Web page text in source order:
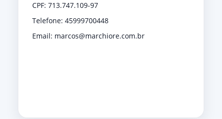
CPF: 713.747.109-97
Telefone: 45999700448
Email: marcos@marchiore.com.br